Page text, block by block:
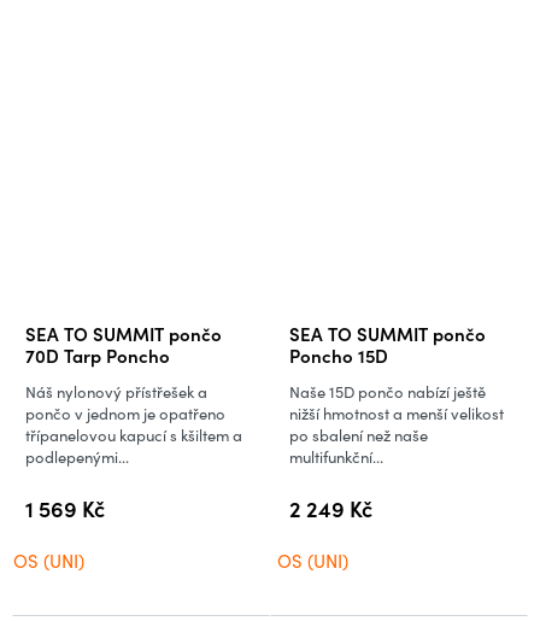
SEA TO SUMMIT pončo
70D Tarp Poncho
1 569 Kč
Náš nylonový přístřešek a
pončo v jednom je opatřeno
třípanelovou kapucí s kšiltem a
podlepenými...
OS (UNI)
SEA TO SUMMIT pončo
Poncho 15D
2 249 Kč
Naše 15D pončo nabízí ještě
nižší hmotnost a menší velikost
po sbalení než naše
multifunkční...
OS (UNI)